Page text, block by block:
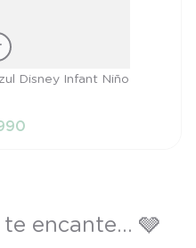
Disney Infant Niño
encante... 🩶